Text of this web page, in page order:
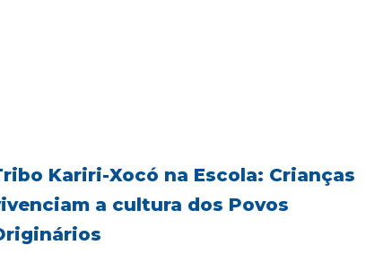
Kariri-Xocó na Escola: Crianças
a cultura dos Povos